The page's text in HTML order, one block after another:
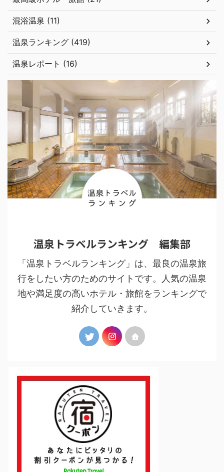
混浴温泉 (11)
温泉ランキング (419)
温泉レポート (16)
温泉トラベルランキング 編集部
「温泉トラベルランキング」は、最良の温泉旅
行をしたい方のためのサイトです。人気の温泉
地や満足度の高いホテル・旅館をランキングで
紹介していきます。